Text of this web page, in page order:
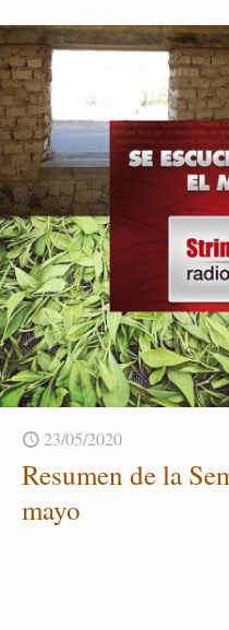
23/05/2020
Re­su­men de la
mayo